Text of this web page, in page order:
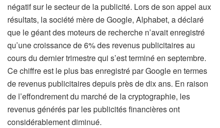
négatif sur le secteur de la publicité. Lors de son appel aux
résultats, la société mère de Google, Alphabet, a déclaré
que le géant des moteurs de recherche n’avait enregistré
qu’une croissance de 6% des revenus publicitaires au
cours du dernier trimestre qui s’est terminé en septembre.
Ce chiffre est le plus bas enregistré par Google en termes
de revenus publicitaires depuis près de dix ans. En raison
de l’effondrement du marché de la cryptographie, les
revenus générés par les publicités financières ont
considérablement diminué.